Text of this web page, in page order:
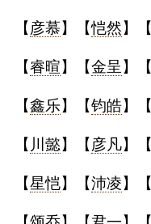
【 彦慕】【恺然】【
【睿暄】【金呈 】【
【鑫乐】【钧皓】【
【 川懿】【 彦凡】【
【星恺】【沛凌】【